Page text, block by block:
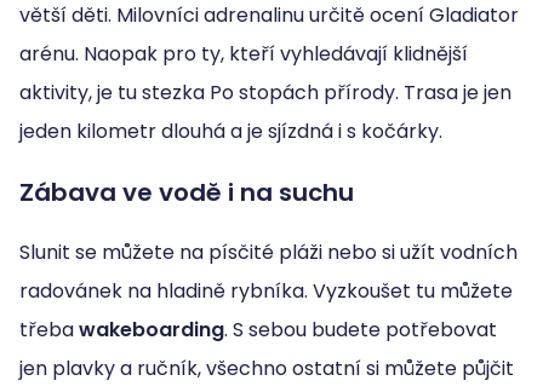
větší děti. Milovníci adrenalinu určitě ocení Gladiator
arénu. Naopak pro ty, kteří vyhledávají klidnější
aktivity, je tu stezka Po stopách přírody. Trasa je jen
jeden kilometr dlouhá a je sjízdná i s kočárky.
Zábava ve vodě i na suchu
Slunit se můžete na písčité pláži nebo si užít vodních
radovánek na hladině rybníka. Vyzkoušet tu můžete
třebawakeboarding. S sebou budete potřebovat
jen plavky a ručník, všechno ostatní si můžete půjčit